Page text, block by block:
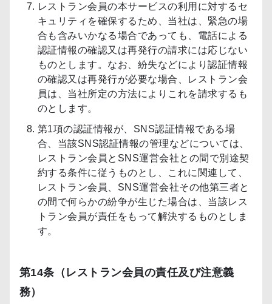
レストラン会員の本サービスの利用に対するセ
キュリティを確保するため、当社は、緊急の場
合も含みいかなる場合であっても、電話による
認証情報の確認又は再発行の請求には応じない
ものとします。なお、紛失などにより認証情報
の確認又は再発行が必要な場合、レストラン会
員は、当社所定の方法によりこれを請求するも
のとします。
第1項の認証情報が、SNS認証情報である場
合、当該SNS認証情報の管理などについては、
レストラン会員とSNS運営会社との間で別途契
約する条件に従うものとし、これに関連して、
レストラン会員、SNS運営会社その他第三者と
の間で何らかの紛争が生じた場合は、当該レス
トラン会員が責任をもって解決するものとしま
す。
第14条（レストラン会員の責任及び注意義
務）